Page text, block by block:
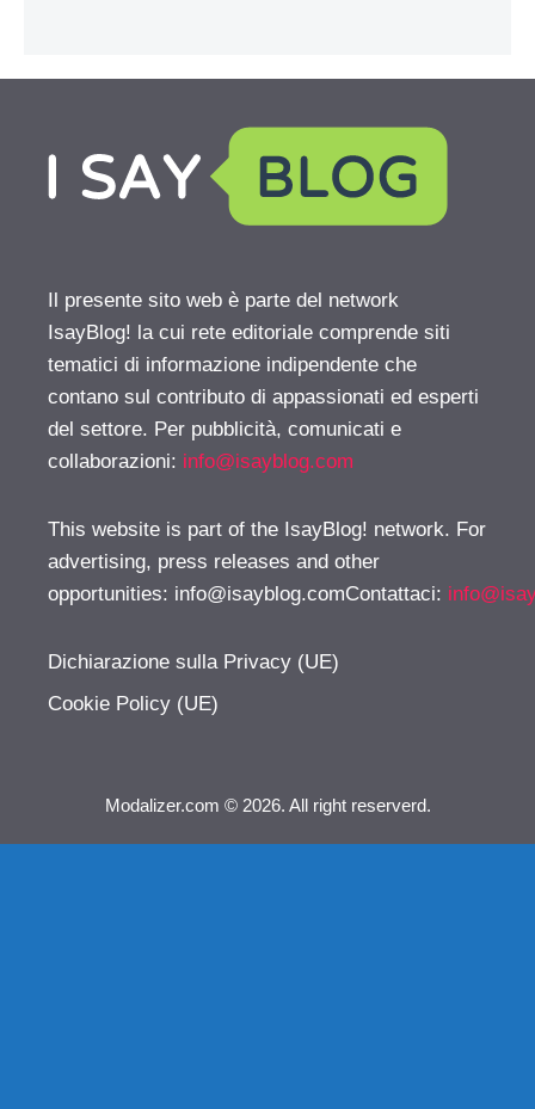
Il presente sito web è parte del network
IsayBlog! la cui rete editoriale comprende siti
tematici di informazione indipendente che
contano sul contributo di appassionati ed esperti
del settore. Per pubblicità, comunicati e
collaborazioni: info@isayblog.com
This website is part of the IsayBlog! network. For
advertising, press releases and other
opportunities: info@isayblog.comContattaci:
Dichiarazione sulla Privacy (UE)
Cookie Policy (UE)
Modalizer.com © 2026. All right reserverd.